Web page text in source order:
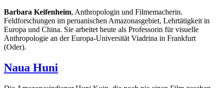
Barbara Keifenheim, Anthropologin und Filmemacherin.
Feldforschungen im peruanischen Amazonasgebiet, Lehrtätigkeit in
Europa und China. Sie arbeitet heute als Professorin für visuelle
Anthropologie an der Europa-Universität Viadrina in Frankfurt
(Oder).
Naua Huni